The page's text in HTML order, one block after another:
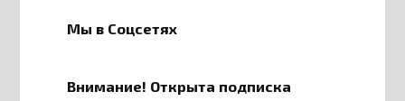
Мы в Соцсетях
Внимание! Открыта подписка